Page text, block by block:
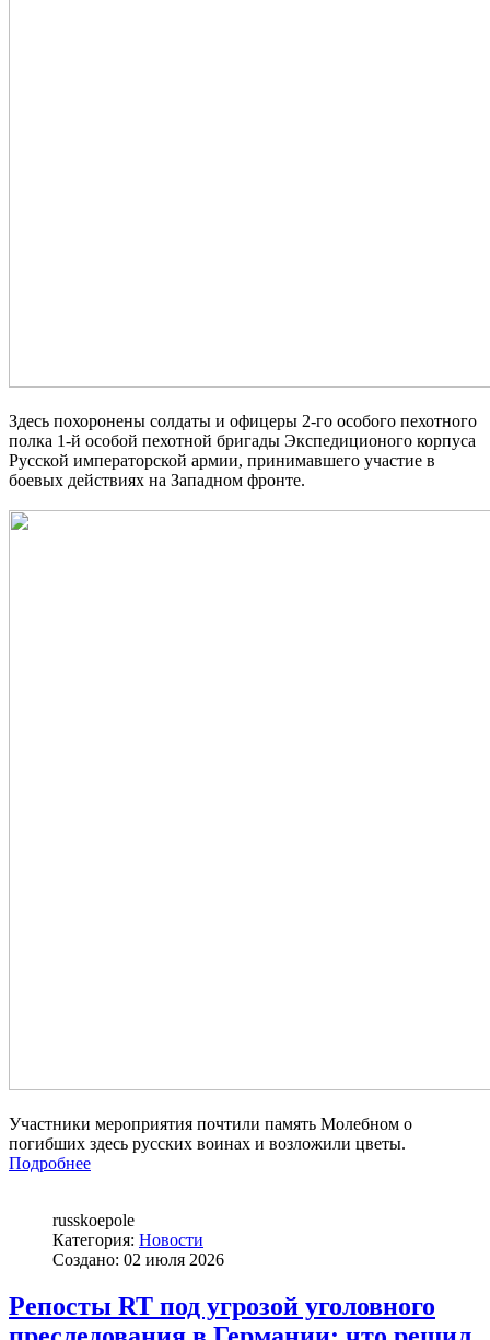
Здесь похоронены солдаты и офицеры 2-го особого пехотного
полка 1-й особой пехотной бригады Экспедиционого корпуса
Русской императорской армии, принимавшего участие в
боевых действиях на Западном фронте.
Участники мероприятия почтили память Молебном о
погибших здесь русских воинах и возложили цветы.
Подробнее
russkoepole
Категория: Новости
Создано: 02 июля 2026
Репосты RT под угрозой уголовного